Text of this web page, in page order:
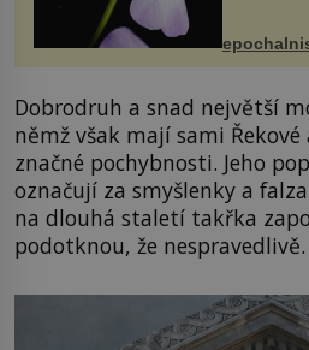
Dobrodruh a snad největší
němž však mají sami
značné pochybnosti. Jeho
označují za smyšlenky a
na dlouhá staletí takřka
podotknou, že nespravedlivě.